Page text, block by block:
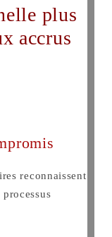
plus
accrus
reconnaissent
processus